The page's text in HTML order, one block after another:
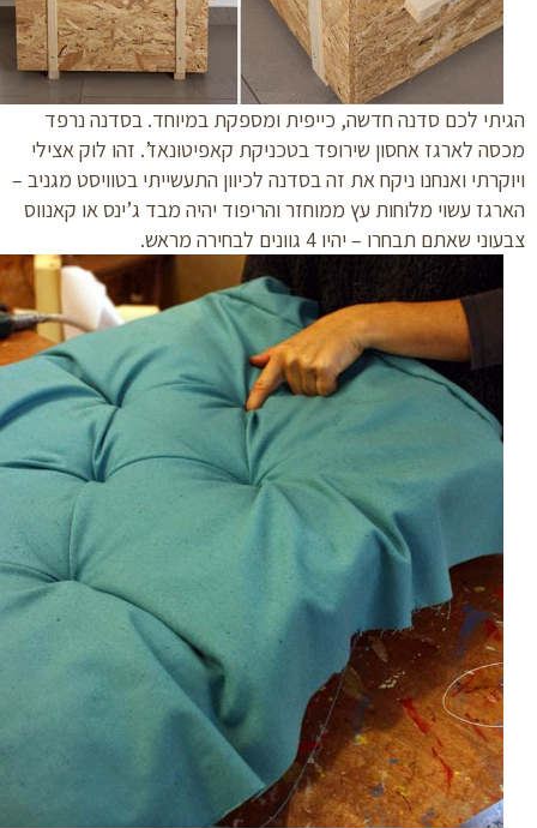
לכם סדנה חדשה, כייפית ומספקת במיוחד. בסדנה נרפד
לארגז אחסון שירופד בטכניקת קאפיטונאז’. זהו לוק אצילי
ואנחנו ניקח את זה בסדנה לכיוון התעשייתי בטוויסט מגניב –
עשוי מלוחות עץ ממוחזר והריפוד יהיה מבד ג’ינס או קאנווס
שאתם תבחרו – יהיו 4 גוונים לבחירה מראש.